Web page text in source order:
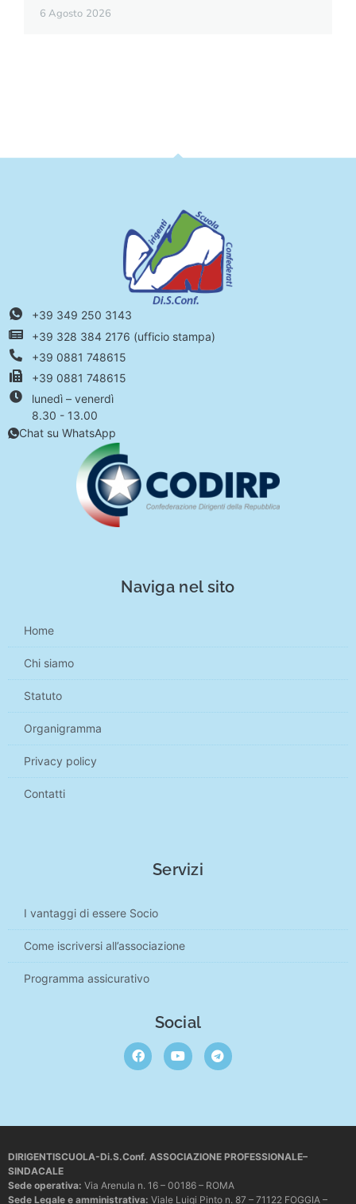
6 Agosto 2026
+39 349 250 3143
+39 328 384 2176 (ufficio stampa)
+39 0881 748615
+39 0881 748615
lunedì – venerdì
8.30 - 13.00
Chat su WhatsApp
Naviga nel sito
Home
Chi siamo
Statuto
Organigramma
Privacy policy
Contatti
Servizi
I vantaggi di essere Socio
Come iscriversi all’associazione
Programma assicurativo
Social
DIRIGENTISCUOLA-Di.S.Conf. ASSOCIAZIONE PROFESSIONALE–
SINDACALE
Sede operativa: Via Arenula n. 16 – 00186 – ROMA
Sede Legale e amministrativa: Viale Luigi Pinto n. 87 – 71122 FOGGIA –